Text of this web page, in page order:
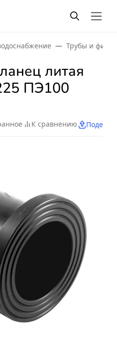
Трубы и
литая
ПЭ100
К сравнению